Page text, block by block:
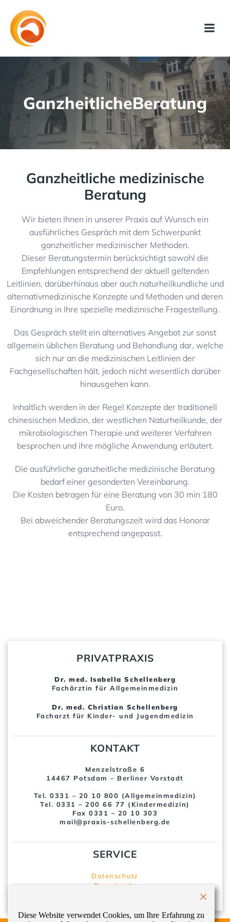
GanzheitlicheBeratung
Ganzheitliche medizinische
Beratung
Wir bieten Ihnen in unserer Praxis auf Wunsch ein
ausführliches Gespräch mit dem Schwerpunkt
ganzheitlicher medizinischer Methoden.
Dieser Beratungstermin berücksichtigt sowohl die
Empfehlungen entsprechend der aktuell geltenden
Leitlinien, darüberhinaus aber auch naturheilkundliche und
alternativmedizinische Konzepte und Methoden und deren
Einordnung in Ihre spezielle medizinische Fragestellung.
Das Gespräch stellt ein alternatives Angebot zur sonst
allgemein üblichen Beratung und Behandlung dar, welche
sich nur an die medizinischen Leitlinien der
Fachgesellschaften hält, jedoch nicht wesentlich darüber
hinausgehen kann.
Inhaltlich werden in der Regel Konzepte der traditionell
chinesischen Medizin, der westlichen Naturheilkunde, der
mikrobiologischen Therapie und weiterer Verfahren
besprochen und ihre mögliche Anwendung erläutert.
Die ausführliche ganzheitliche medizinische Beratung
bedarf einer gesonderten Vereinbarung.
Die Kosten betragen für eine Beratung von 30 min 180
Euro.
Bei abweichender Beratungszeit wird das Honorar
entsprechend angepasst.
PRIVATPRAXIS
Dr. med. Isabella Schellenberg
Fachärztin für Allgemeinmedizin
Dr. med. Christian Schellenberg
Facharzt für Kinder- und Jugendmedizin
KONTAKT
Menzelstraße 6
14467 Potsdam – Berliner Vorstadt
Tel. 0331 – 20 10 800 (Allgemeinmedizin)
Tel. 0331 – 200 66 77 (Kindermedizin)
Fax 0331 – 20 10 303
mail@praxis-schellenberg.de
SERVICE
Datenschutz
Downloads
Diese Website verwendet Cookies, um Ihre Erfahrung zu